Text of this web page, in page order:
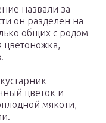
назвали за
он разделен на
общих с родом
цветоножка,
цветок и
мякоти,